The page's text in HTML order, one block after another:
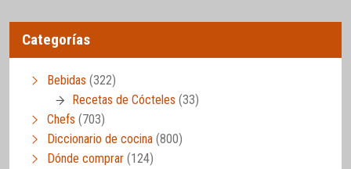
Categorías
Bebidas (322)
Recetas de Cócteles (33)
Chefs (703)
Diccionario de cocina (800)
Dónde comprar (124)